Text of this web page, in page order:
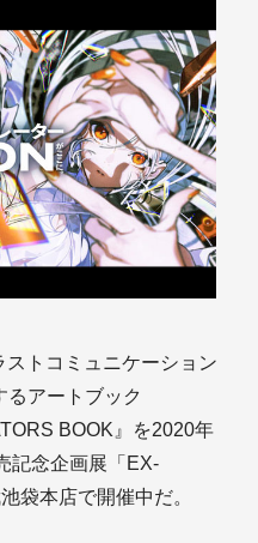
ストコミュニケーション
アートブック
BOOK』を2020年
記念企画展「EX-
袋本店で開催中だ。